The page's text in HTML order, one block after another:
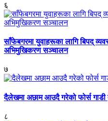
६
साँफेबगरमा युवाहरूका लागि बिपद्
अभिमुखिकरण सञ्चालन
७
दैलेखमा अछाम आउदै गरेको फोर्स गाडी
८